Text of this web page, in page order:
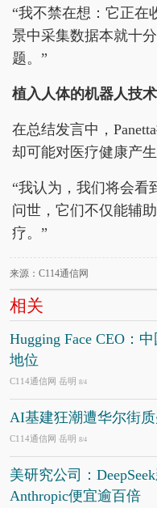
“我不禁在想：它正在
景中采集数据本就十
题。”
植入人体的机器人技术
在总结发言中，
却可能对医疗健康产
“我认为，我们将会看
问世，它们不仅能辅
疗。”
来源：C114通信网
相关
Hugging Face CEO：
地位
C114通信网 岳明 8/4
AI基建狂潮遭华尔街
C114通信网 岳明 8/4
美研究公司：
Anthropic便宜逾百倍